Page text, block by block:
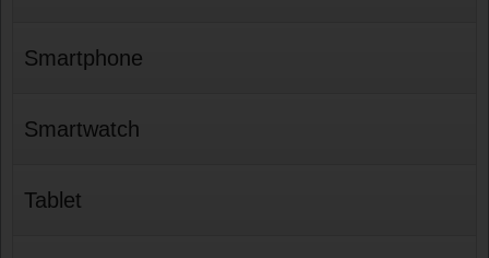
Smartphone
Smartwatch
Tablet